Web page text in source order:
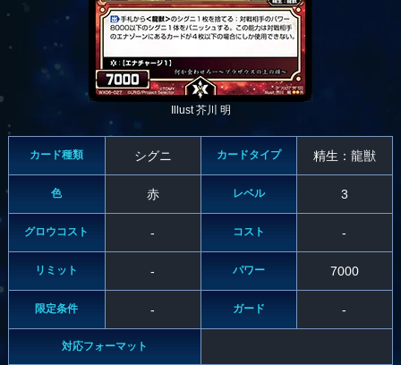
Illust 芥川 明
カード種類 シグニ カードタイプ 精生：龍獣
色 赤 レベル 3
グロウコスト - コスト -
リミット - パワー 7000
限定条件 - ガード -
対応フォーマット